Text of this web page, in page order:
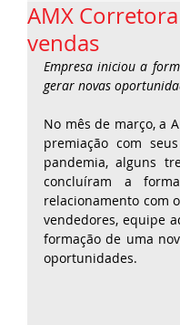
AMX
vendas
Empresa iniciou a
gerar novas
No mês de março, a
premiação com
pandemia, alguns
concluíram a
relacionamento com
vendedores, equipe
formação de uma
oportunidades.